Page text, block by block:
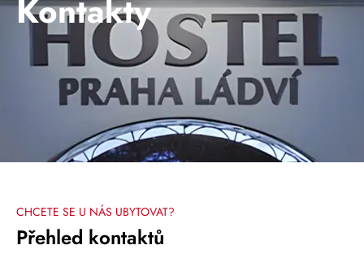
Kontakty
CHCETE SE U NÁS UBYTOVAT?
Přehled kontaktů